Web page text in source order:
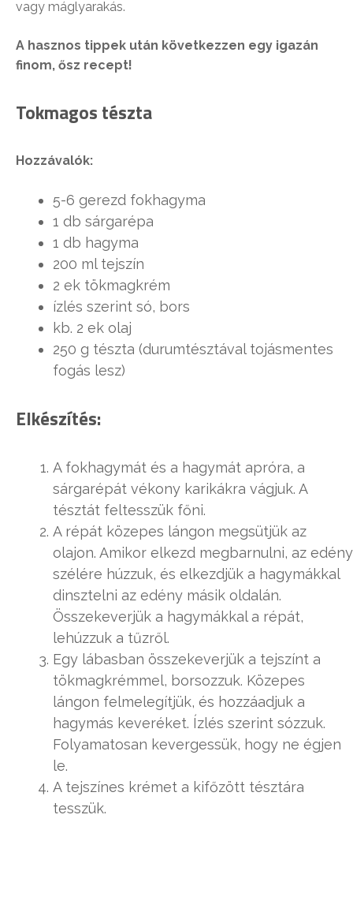
vagy máglyarakás.
A hasznos tippek után következzen egy igazán
finom, ősz recept!
Tokmagos tészta
Hozzávalók:
5-6 gerezd fokhagyma
1 db sárgarépa
1 db hagyma
200 ml tejszín
2 ek tökmagkrém
ízlés szerint só, bors
kb. 2 ek olaj
250 g tészta (durumtésztával tojásmentes
fogás lesz)
Elkészítés:
A fokhagymát és a hagymát apróra, a
sárgarépát vékony karikákra vágjuk. A
tésztát feltesszük főni.
A répát közepes lángon megsütjük az
olajon. Amikor elkezd megbarnulni, az edény
szélére húzzuk, és elkezdjük a hagymákkal
dinsztelni az edény másik oldalán.
Összekeverjük a hagymákkal a répát,
lehúzzuk a tűzről.
Egy lábasban összekeverjük a tejszínt a
tökmagkrémmel, borsozzuk. Közepes
lángon felmelegítjük, és hozzáadjuk a
hagymás keveréket. Ízlés szerint sózzuk.
Folyamatosan kevergessük, hogy ne égjen
le.
A tejszínes krémet a kifőzött tésztára
tesszük.